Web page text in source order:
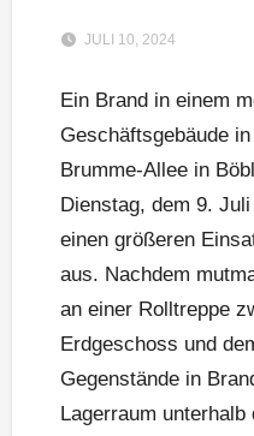
JULI 10, 2024
Ein Brand in einem
Geschäftsgebäude
Brumme-Allee in
Dienstag, dem 9.
einen größeren
aus. Nachdem
an einer Rolltreppe
Erdgeschoss und
Gegenstände in
Lagerraum